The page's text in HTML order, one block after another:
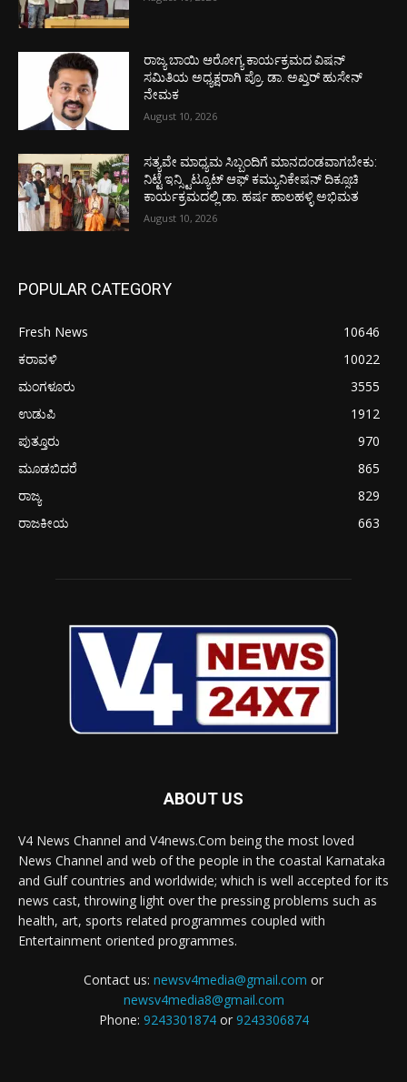
ರಾಜ್ಯ ಬಾಯಿ ಆರೋಗ್ಯ ಕಾರ್ಯಕ್ರಮದ ವಿಷನ್
ಸಮಿತಿಯ ಅಧ್ಯಕ್ಷರಾಗಿ ಪ್ರೊ. ಡಾ. ಅಖ್ತರ್ ಹುಸೇನ್
ನೇಮಕ
August 10, 2026
ಸತ್ಯವೇ ಮಾಧ್ಯಮ ಸಿಬ್ಬಂದಿಗೆ ಮಾನದಂಡವಾಗಬೇಕು:
ನಿಟ್ಟೆ ಇನ್ಸ್ಟಿಟ್ಯೂಟ್ ಆಫ್ ಕಮ್ಯುನಿಕೇಷನ್ ದಿಕ್ಸೂಚಿ
ಕಾರ್ಯಕ್ರಮದಲ್ಲಿ ಡಾ. ಹರ್ಷ ಹಾಲಹಳ್ಳಿ ಅಭಿಮತ
August 10, 2026
POPULAR CATEGORY
Fresh News
10646
ಕರಾವಳಿ
10022
ಮಂಗಳೂರು
3555
ಉಡುಪಿ
1912
ಪುತ್ತೂರು
970
ಮೂಡಬಿದರೆ
865
ರಾಜ್ಯ
829
ರಾಜಕೀಯ
663
ABOUT US
V4 News Channel and V4news.Com being the most loved
News Channel and web of the people in the coastal Karnataka
and Gulf countries and worldwide; which is well accepted for its
news cast, throwing light over the pressing problems such as
health, art, sports related programmes coupled with
Entertainment oriented programmes.
Contact us: newsv4media@gmail.com or
newsv4media8@gmail.com
Phone: 9243301874or 9243306874